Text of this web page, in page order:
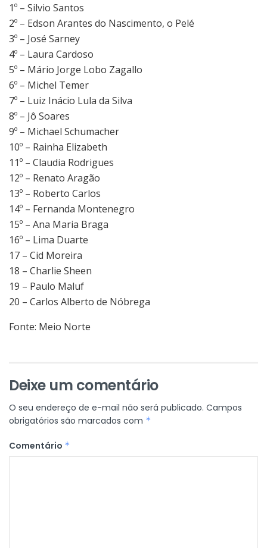
1º – Silvio Santos
2º – Edson Arantes do Nascimento, o Pelé
3º – José Sarney
4º – Laura Cardoso
5º – Mário Jorge Lobo Zagallo
6º – Michel Temer
7º – Luiz Inácio Lula da Silva
8º – Jô Soares
9º – Michael Schumacher
10º – Rainha Elizabeth
11º – Claudia Rodrigues
12º – Renato Aragão
13º – Roberto Carlos
14º – Fernanda Montenegro
15º – Ana Maria Braga
16º – Lima Duarte
17 – Cid Moreira
18 – Charlie Sheen
19 – Paulo Maluf
20 – Carlos Alberto de Nóbrega
Fonte: Meio Norte
Deixe um comentário
O seu endereço de e-mail não será publicado. Campos
obrigatórios são marcados com *
Comentário *